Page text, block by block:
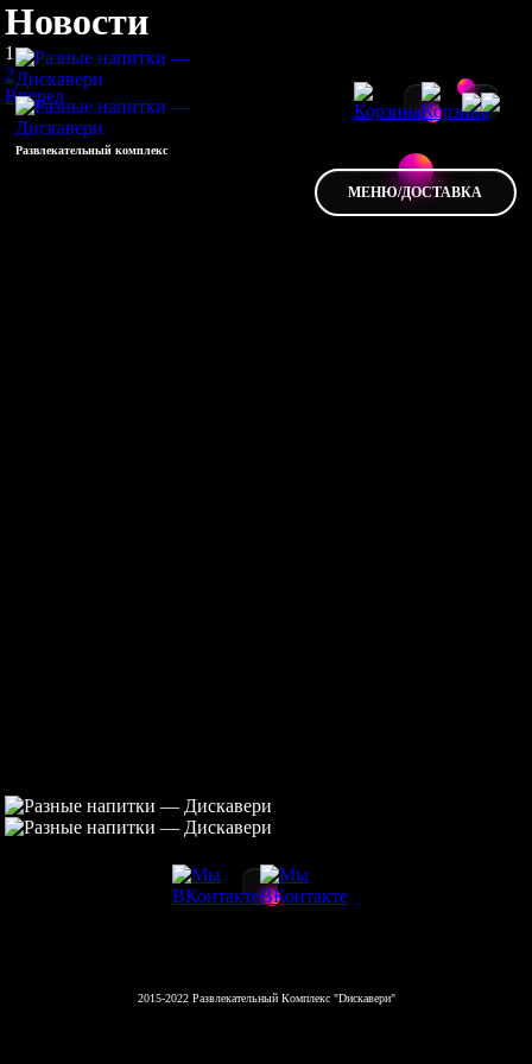
Развлекательный комплекс
МЕНЮ/ДОСТАВКА
Новости
1
2
Вперед
2015-2022 Развлекательный Комплекс "Dискавери"